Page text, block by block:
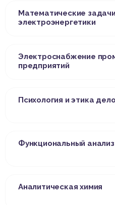
Математические задачи
электроэнергетики
Электроснабжение
предприятий
Психология и этика
Функциональный анализ
Аналитическая химия